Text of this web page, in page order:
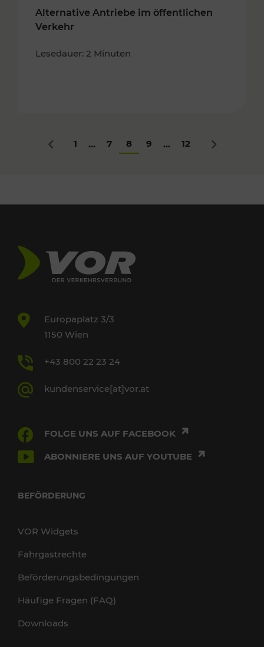
Alternative Antriebe im öffentlichen
Verkehr
Lesedauer: 2 Minuten
Zurück
1 ... 7 8 9 ... 12 Nächstes
Europaplatz 3/3
1150 Wien
+43 800 22 23 24
kundenservice[at]vor.at
FOLGE UNS AUF FACEBOOK
ABONNIERE UNS AUF YOUTUBE
BEFÖRDERUNG
VOR Widgets
Fahrgastrechte
Beförderungsbedingungen
Häufige Fragen (FAQ)
Downloads